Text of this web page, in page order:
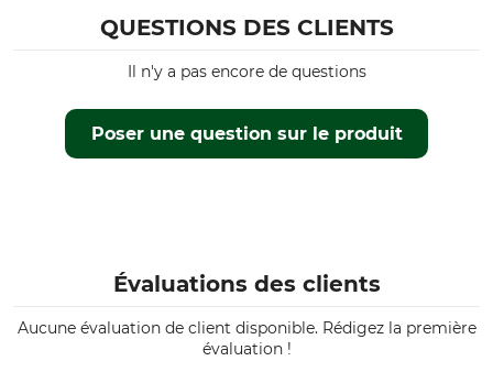
QUESTIONS DES CLIENTS
Poser une question sur le produit
Il n'y a pas encore de questions
Évaluations des clients
Aucune évaluation de client disponible. Rédigez la première
évaluation !